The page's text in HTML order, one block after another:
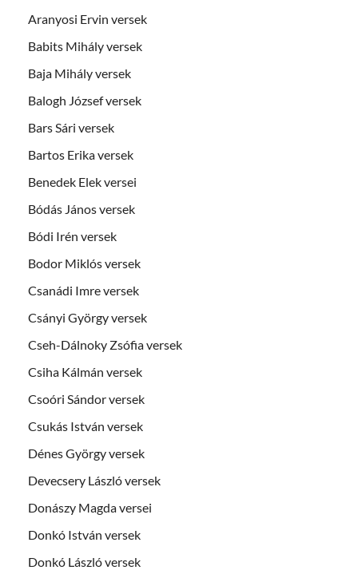
Aranyosi Ervin versek
Babits Mihály versek
Baja Mihály versek
Balogh József versek
Bars Sári versek
Bartos Erika versek
Benedek Elek versei
Bódás János versek
Bódi Irén versek
Bodor Miklós versek
Csanádi Imre versek
Csányi György versek
Cseh-Dálnoky Zsófia versek
Csiha Kálmán versek
Csoóri Sándor versek
Csukás István versek
Dénes György versek
Devecsery László versek
Donászy Magda versei
Donkó István versek
Donkó László versek